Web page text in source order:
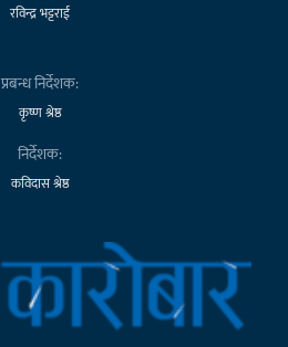
रविन्द्र भट्टराई
प्रबन्ध निर्देशक:
कृष्ण श्रेष्ठ
निर्देशक:
कविदास श्रेष्ठ